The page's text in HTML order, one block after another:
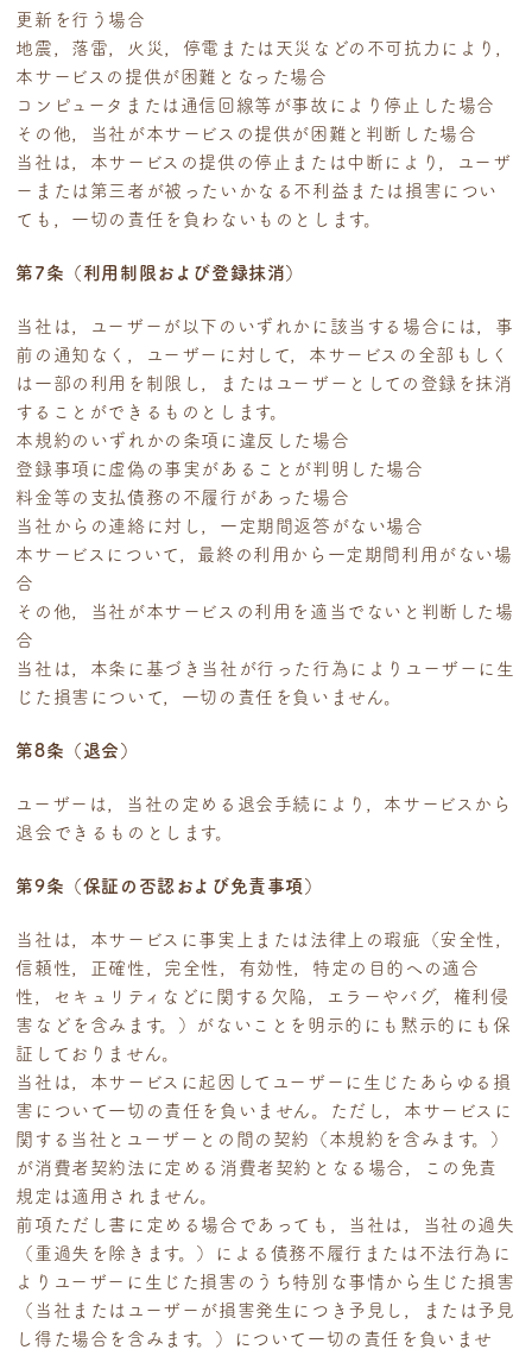
更新を行う場合
地震，落雷，火災，停電または天災などの不可抗力により，
本サービスの提供が困難となった場合
コンピュータまたは通信回線等が事故により停止した場合
その他，当社が本サービスの提供が困難と判断した場合
当社は，本サービスの提供の停止または中断により，ユーザ
ーまたは第三者が被ったいかなる不利益または損害につい
ても，一切の責任を負わないものとします。
第7条（利用制限および登録抹消）
当社は，ユーザーが以下のいずれかに該当する場合には，事
前の通知なく，ユーザーに対して，本サービスの全部もしく
は一部の利用を制限し，またはユーザーとしての登録を抹消
することができるものとします。
本規約のいずれかの条項に違反した場合
登録事項に虚偽の事実があることが判明した場合
料金等の支払債務の不履行があった場合
当社からの連絡に対し，一定期間返答がない場合
本サービスについて，最終の利用から一定期間利用がない場
合
その他，当社が本サービスの利用を適当でないと判断した場
合
当社は，本条に基づき当社が行った行為によりユーザーに生
じた損害について，一切の責任を負いません。
第8条（退会）
ユーザーは，当社の定める退会手続により，本サービスから
退会できるものとします。
第9条（保証の否認および免責事項）
当社は，本サービスに事実上または法律上の瑕疵（安全性，
信頼性，正確性，完全性，有効性，特定の目的への適合
性，セキュリティなどに関する欠陥，エラーやバグ，権利侵
害などを含みます。）がないことを明示的にも黙示的にも保
証しておりません。
当社は，本サービスに起因してユーザーに生じたあらゆる損
害について一切の責任を負いません。ただし，本サービスに
関する当社とユーザーとの間の契約（本規約を含みます。）
が消費者契約法に定める消費者契約となる場合，この免責
規定は適用されません。
前項ただし書に定める場合であっても，当社は，当社の過失
（重過失を除きます。）による債務不履行または不法行為に
よりユーザーに生じた損害のうち特別な事情から生じた損害
（当社またはユーザーが損害発生につき予見し，または予見
し得た場合を含みます。）について一切の責任を負いませ